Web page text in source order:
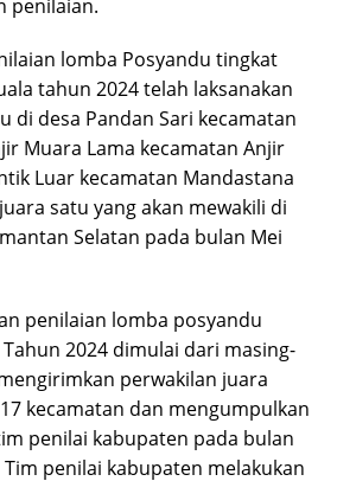
penilaian.
lomba Posyandu tingkat
tahun 2024 telah laksanakan
di desa Pandan Sari kecamatan
Muara Lama kecamatan Anjir
Luar kecamatan Mandastana
satu yang akan mewakili di
Selatan pada bulan Mei
penilaian lomba posyandu
2024 dimulai dari masing-
perwakilan juara
kecamatan dan mengumpulkan
penilai kabupaten pada bulan
penilai kabupaten melakukan